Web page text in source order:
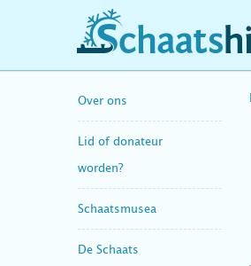
schaatshistorie.nl
Over ons
Lid of donateur
worden?
Schaatsmusea
De Schaats